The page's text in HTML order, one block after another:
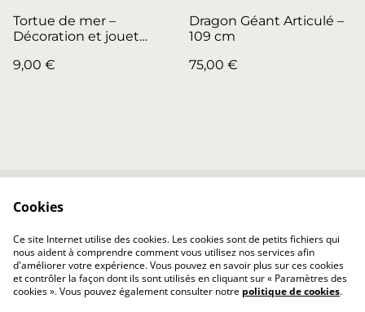
Tortue de mer –
Décoration et jouet
9,00 €
Dragon Géant Articulé –
109 cm
75,00 €
Politique de
confidentialité
Politique de cookies
Cookies
Ce site Internet utilise des cookies. Les cookies sont de petits fichiers qui
nous aident à comprendre comment vous utilisez nos services afin
d'améliorer votre expérience. Vous pouvez en savoir plus sur ces cookies
et contrôler la façon dont ils sont utilisés en cliquant sur « Paramètres des
cookies ». Vous pouvez également consulter notre politique de cookies.